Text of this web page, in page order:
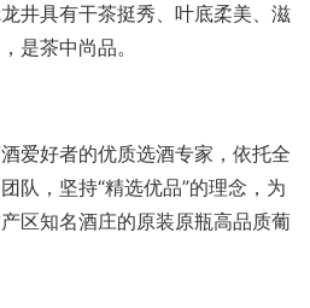
井具有干茶挺秀、叶底柔美、滋
是茶中尚品。
爱好者的优质选酒专家，依托全
队，坚持“精选优品”的理念，为
区知名酒庄的原装原瓶高品质葡